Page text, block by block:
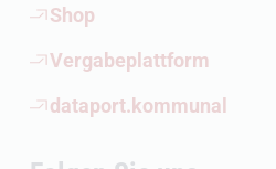
Shop
(Öffnet externen Link)
Vergabeplattform
(Öffnet externen Link)
dataport.kommunal
(Öffnet externen Link)